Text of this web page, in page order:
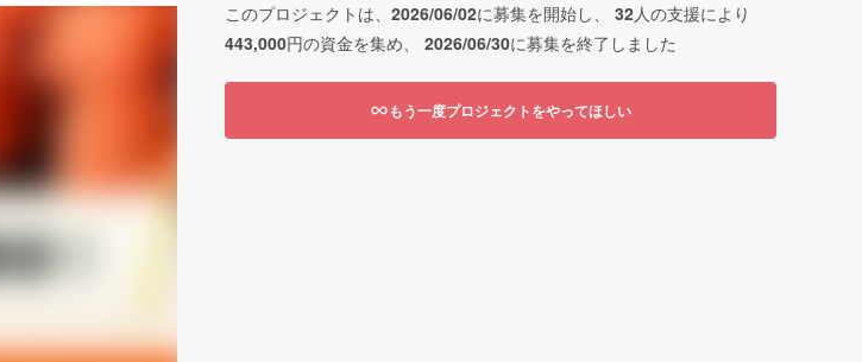
このプロジェクトは、 2026/06/02に募集を開始し、 32人の支援により
443,000円の資金を集め、 2026/06/30に募集を終了しました
もう一度プロジェクトをやってほしい